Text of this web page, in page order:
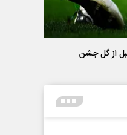
از گل جشن